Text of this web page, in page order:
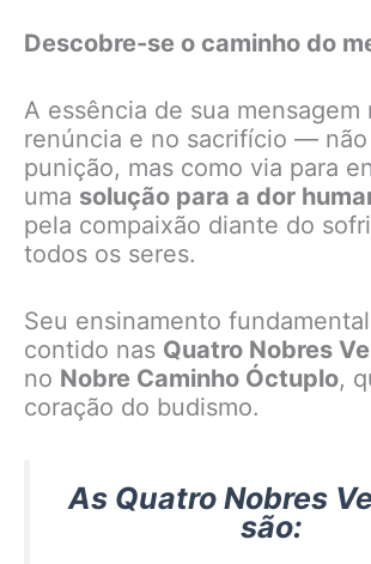
Descobre-se o caminho do
A essência de sua mensagem
renúncia e no sacrifício — não
punição, mas como via para
uma solução para a dor
pela compaixão diante do
todos os seres.
Seu ensinamento
contido nas Quatro Nobres
no Nobre Caminho Óctuplo,
coração do budismo.
As Quatro Nobres
são: